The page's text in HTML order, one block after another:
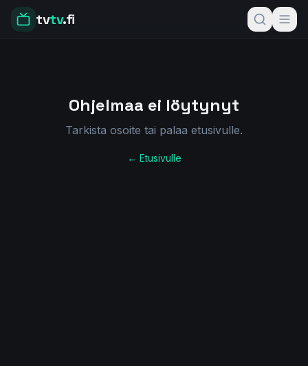
tvtv.fi
Ohjelmaa ei löytynyt
Tarkista osoite tai palaa etusivulle.
← Etusivulle